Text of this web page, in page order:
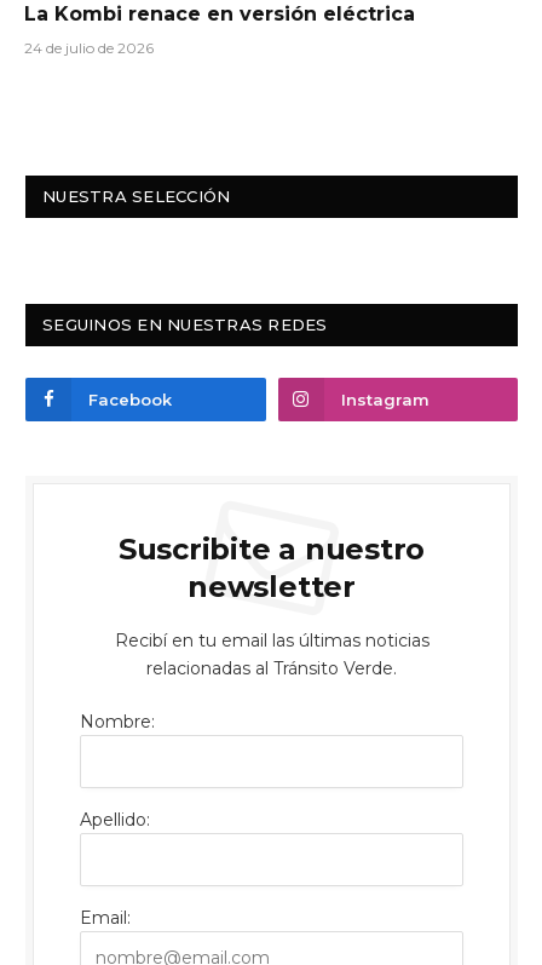
La Kombi renace en versión eléctrica
24 de julio de 2026
NUESTRA SELECCIÓN
SEGUINOS EN NUESTRAS REDES
Facebook Instagram
Suscribite a nuestro
newsletter
Recibí en tu email las últimas noticias
relacionadas al Tránsito Verde.
Nombre:
Apellido:
Email: